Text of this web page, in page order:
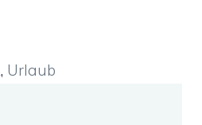
, Urlaub